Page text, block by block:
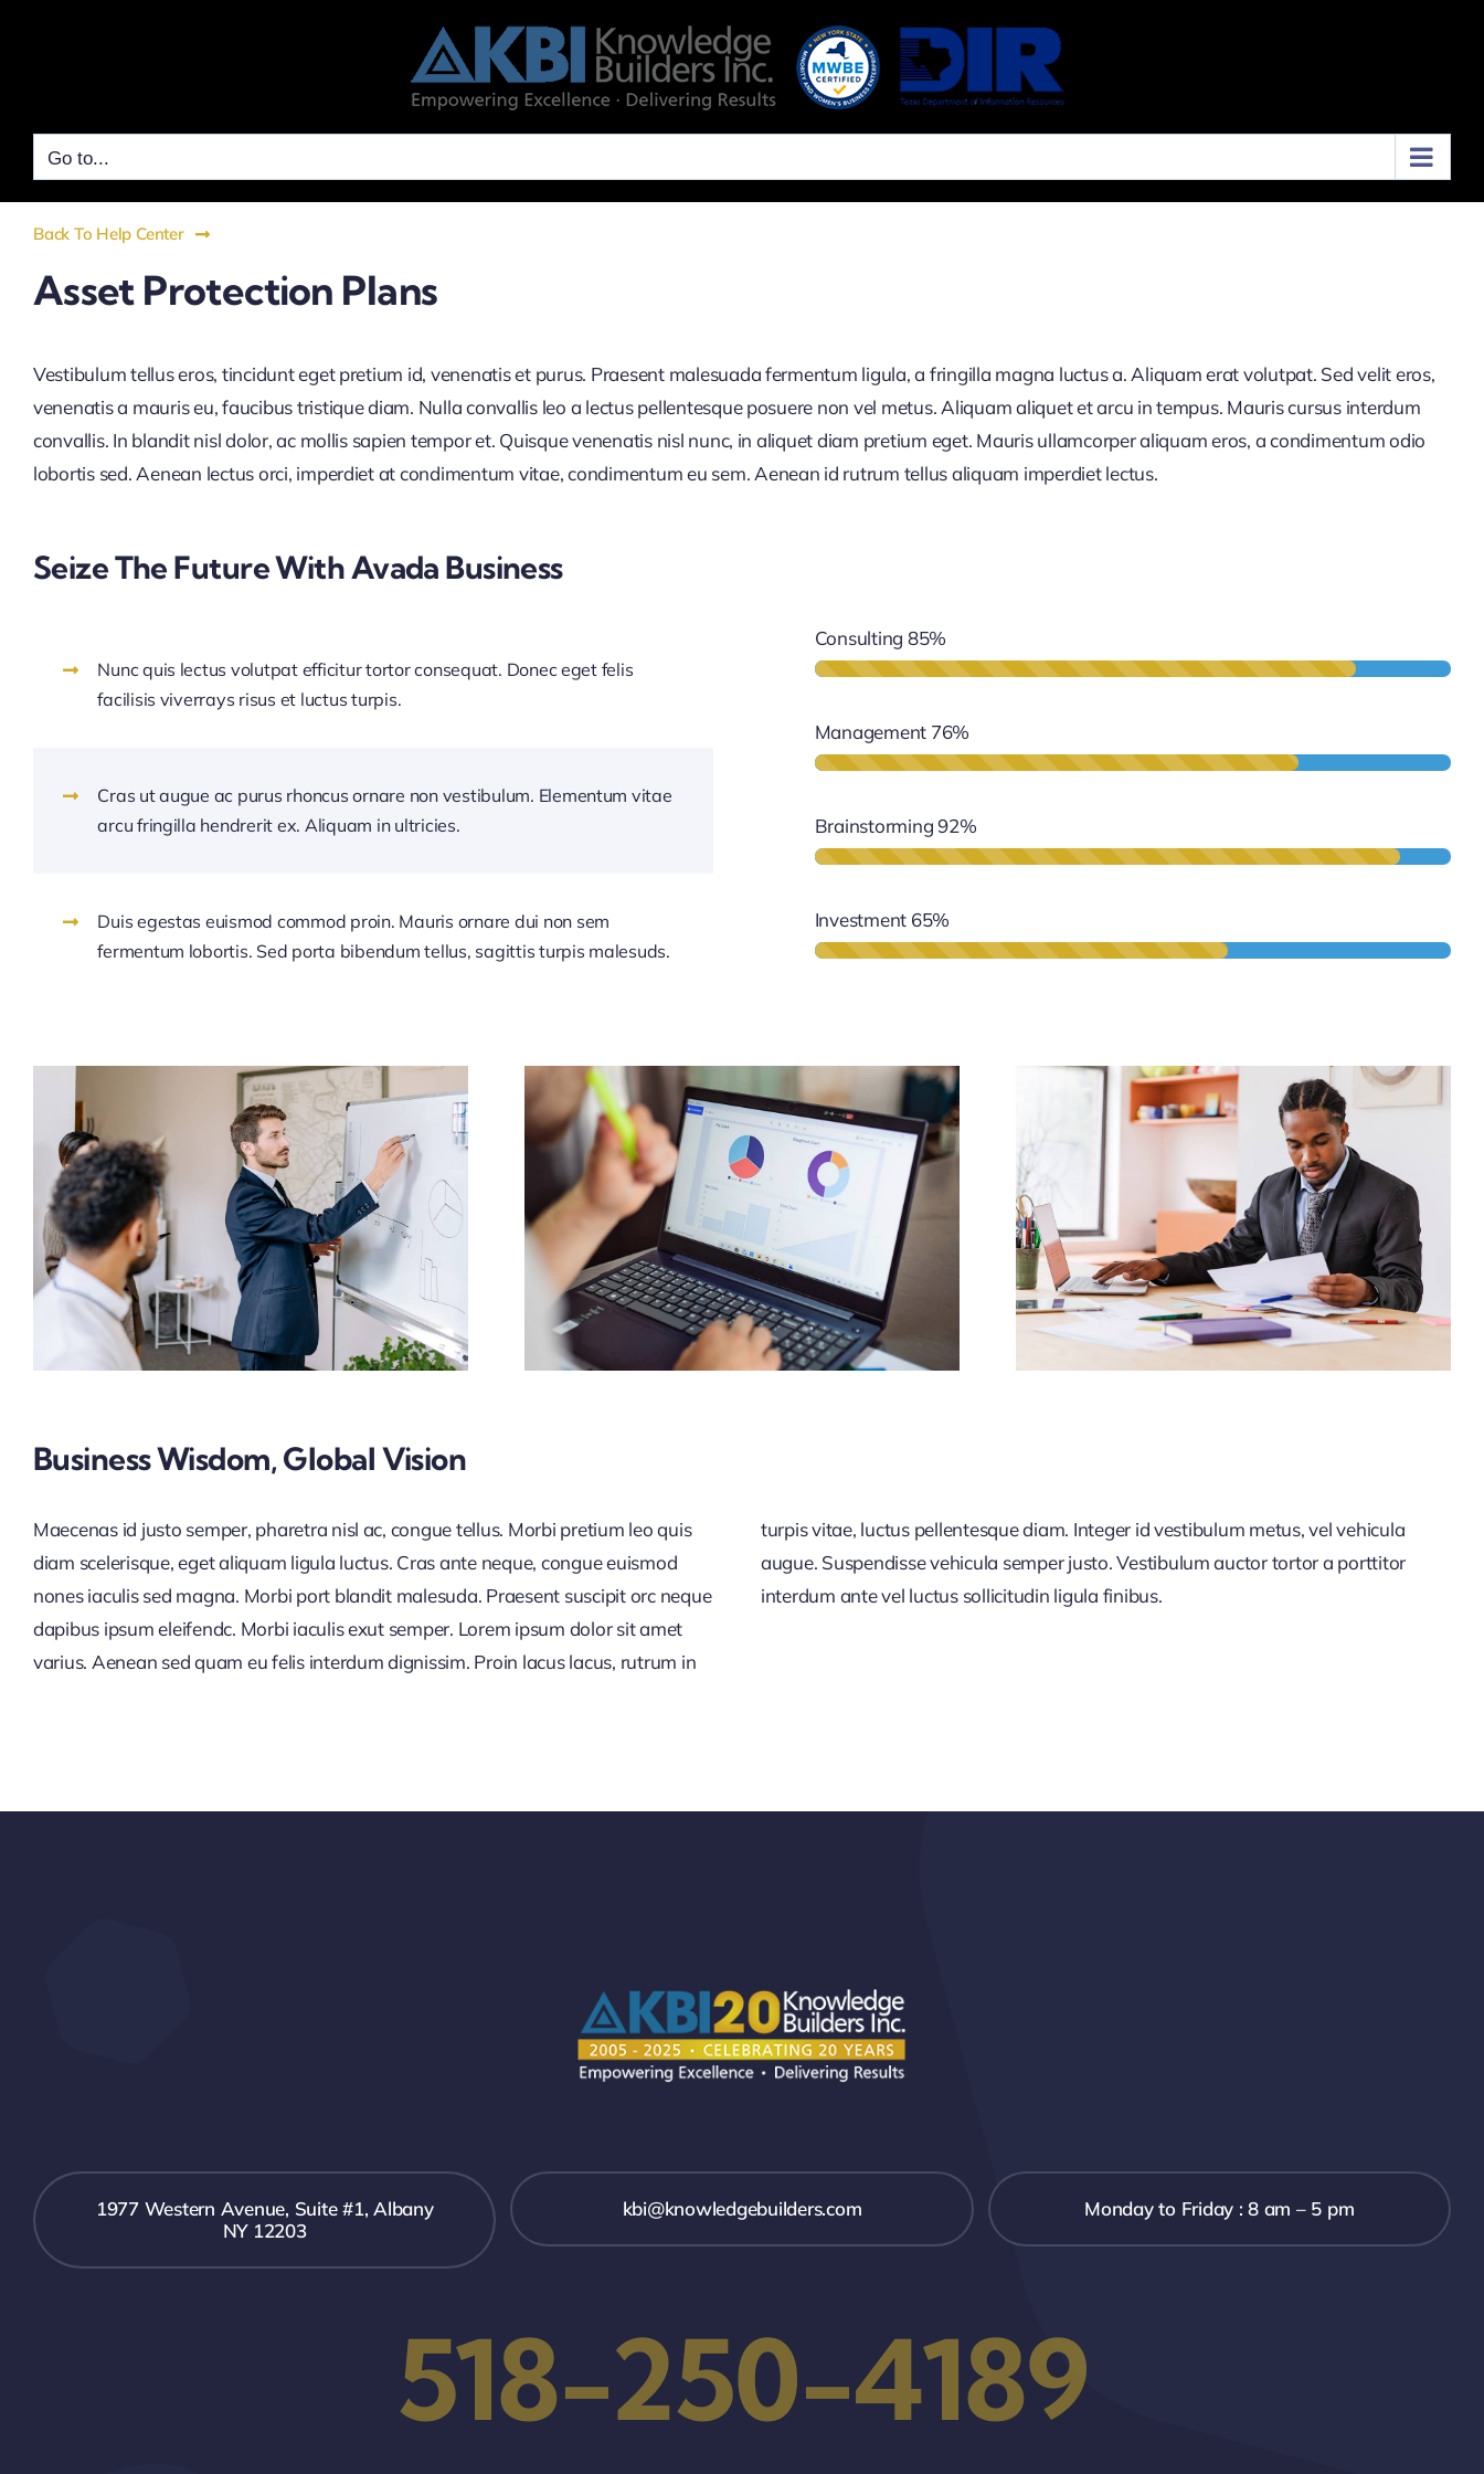
Go to...
Back To Help Center
Asset Protection Plans
Vestibulum tellus eros, tincidunt eget pretium id, venenatis et purus. Praesent malesuada fermentum ligula, a fringilla magna luctus a. Aliquam erat volutpat. Sed velit eros,
venenatis a mauris eu, faucibus tristique diam. Nulla convallis leo a lectus pellentesque posuere non vel metus. Aliquam aliquet et arcu in tempus. Mauris cursus interdum
convallis. In blandit nisl dolor, ac mollis sapien tempor et. Quisque venenatis nisl nunc, in aliquet diam pretium eget. Mauris ullamcorper aliquam eros, a condimentum odio
lobortis sed. Aenean lectus orci, imperdiet at condimentum vitae, condimentum eu sem. Aenean id rutrum tellus aliquam imperdiet lectus.
Seize The Future With Avada Business
Nunc quis lectus volutpat efficitur tortor consequat. Donec eget felis
facilisis viverrays risus et luctus turpis.
Cras ut augue ac purus rhoncus ornare non vestibulum. Elementum vitae
arcu fringilla hendrerit ex. Aliquam in ultricies.
Duis egestas euismod commod proin. Mauris ornare dui non sem
fermentum lobortis. Sed porta bibendum tellus, sagittis turpis malesuds.
Consulting 85%
Management 76%
Brainstorming92%
Investment 65%
Business Wisdom, Global Vision
Maecenas id justo semper, pharetra nisl ac, congue tellus. Morbi pretium leo quis
diam scelerisque, eget aliquam ligula luctus. Cras ante neque, congue euismod
nones iaculis sed magna. Morbi port blandit malesuda. Praesent suscipit orc neque
dapibus ipsum eleifendc. Morbi iaculis exut semper. Lorem ipsum dolor sit amet
varius. Aenean sed quam eu felis interdum dignissim. Proin lacus lacus, rutrum in
turpis vitae, luctus pellentesque diam. Integer id vestibulum metus, vel vehicula
augue. Suspendisse vehicula semper justo. Vestibulum auctor tortor a porttitor
interdum ante vel luctus sollicitudin ligula finibus.
1977 Western Avenue, Suite #1, Albany
NY 12203
kbi@knowledgebuilders.com Monday to Friday : 8 am – 5 pm
518-250-4189